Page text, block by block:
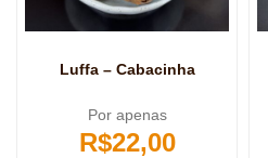
Luffa – Cabacinha
Por apenas
R$22,00